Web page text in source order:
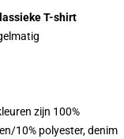
T-shirt
zijn 100%
10% polyester, denim